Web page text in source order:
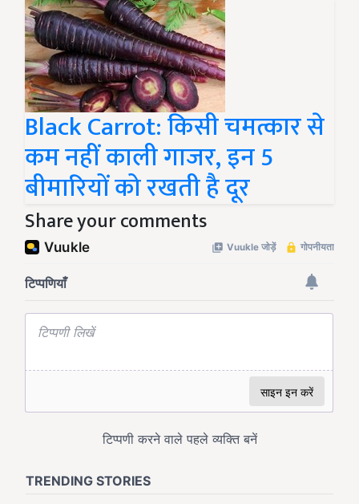
Black Carrot: किसी चमत्कार से
कम नहीं काली गाजर, इन 5
बीमारियों को रखती है दूर
Share your comments